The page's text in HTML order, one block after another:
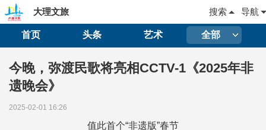
大理文旅 导航
搜索
首页 头条 艺术 全部
今晚，弥渡民歌将亮相CCTV-1《2025年非
遗晚会》
2025-02-01 16:26
值此首个“非遗版”春节